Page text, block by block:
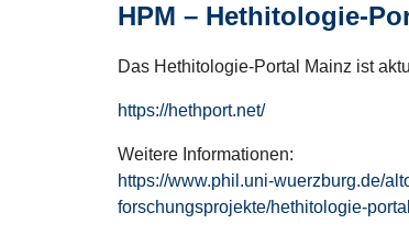
HPM – Hethitologie-
Das Hethitologie-Portal Mainz ist
https://hethport.net/
Weitere Informationen:
https://www.phil.uni-wuerzburg.de/
forschungsprojekte/hethitologie-